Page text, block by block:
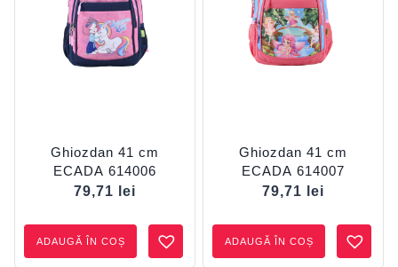
Ghiozdan 41 cm
ECADA 614006
79,71
lei
ADAUGĂ ÎN COȘ
Ghiozdan 41 cm
ECADA 614007
79,71
lei
ADAUGĂ ÎN COȘ